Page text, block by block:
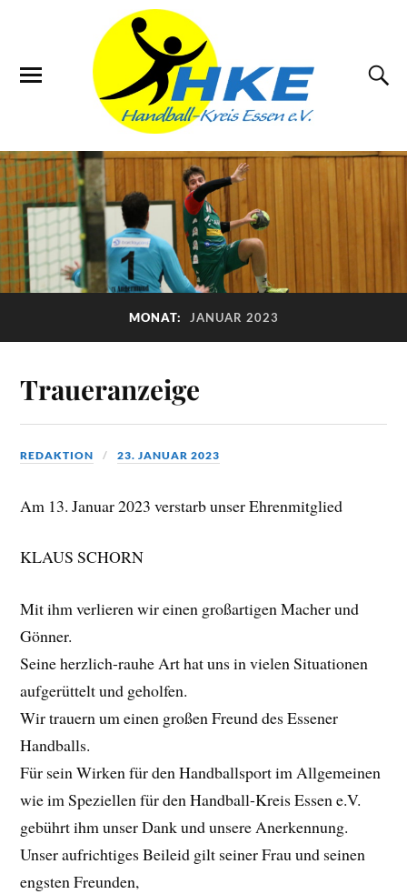
MONAT: JANUAR 2023
Traueranzeige
REDAKTION 23. JANUAR 2023
Am 13. Januar 2023 verstarb unser Ehrenmitglied
KLAUS SCHORN
Mit ihm verlieren wir einen großartigen Macher und
Gönner.
Seine herzlich-rauhe Art hat uns in vielen Situationen
aufgerüttelt und geholfen.
Wir trauern um einen großen Freund des Essener
Handballs.
Für sein Wirken für den Handballsport im Allgemeinen
wie im Speziellen für den Handball-Kreis Essen e.V.
gebührt ihm unser Dank und unsere Anerkennung.
Unser aufrichtiges Beileid gilt seiner Frau und seinen
engsten Freunden,